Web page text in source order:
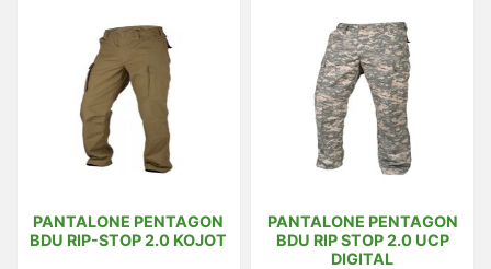
izabrane
stranici
proizvoda.
PANTALONE PENTAGON
BDU RIP-STOP 2.0 KOJOT
PANTALONE PENTAGON
BDU RIP STOP 2.0 UCP
DIGITAL